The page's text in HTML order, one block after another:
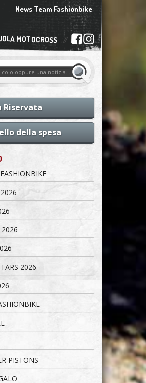
News Team Fashionbike
MOTOCROSS
Riservata
della spesa
2026
PISTONS